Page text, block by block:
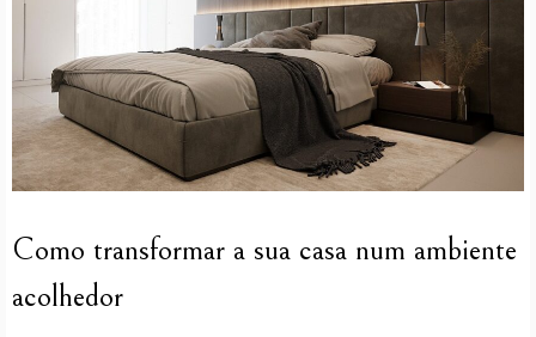
Como transformar a sua casa num ambiente
acolhedor